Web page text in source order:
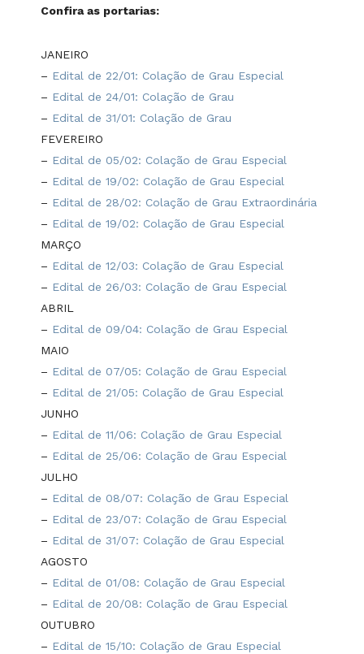
Confira as portarias:
JANEIRO
– Edital de 22/01: Colação de Grau Especial
– Edital de 24/01: Colação de Grau
– Edital de 31/01: Colação de Grau
FEVEREIRO
– Edital de 05/02: Colação de Grau Especial
– Edital de 19/02: Colação de Grau Especial
– Edital de 28/02: Colação de Grau Extraordinária
– Edital de 19/02: Colação de Grau Especial
MARÇO
– Edital de 12/03: Colação de Grau Especial
– Edital de 26/03: Colação de Grau Especial
ABRIL
– Edital de 09/04: Colação de Grau Especial
MAIO
– Edital de 07/05: Colação de Grau Especial
– Edital de 21/05: Colação de Grau Especial
JUNHO
– Edital de 11/06: Colação de Grau Especial
– Edital de 25/06: Colação de Grau Especial
JULHO
– Edital de 08/07: Colação de Grau Especial
– Edital de 23/07: Colação de Grau Especial
– Edital de 31/07: Colação de Grau Especial
AGOSTO
– Edital de 01/08: Colação de Grau Especial
– Edital de 20/08: Colação de Grau Especial
OUTUBRO
– Edital de 15/10: Colação de Grau Especial